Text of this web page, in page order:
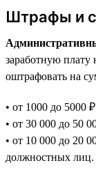
Штрафы и
заработную
оштрафовать на
• от 1000 до
• от 30 000 до 50
• от 10 000 до 20
должностных лиц.